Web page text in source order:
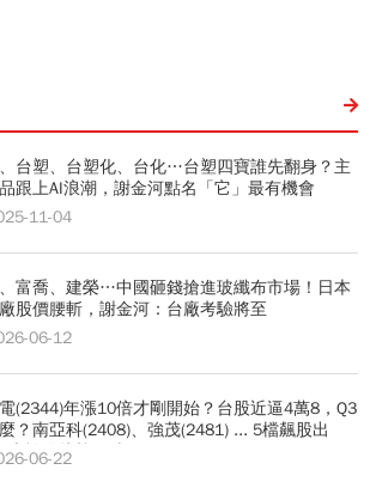
台塑、台塑化、台化…台塑四寶誰先翻身？主
跟上AI浪潮，謝金河點名「它」最有機會
11-04
富喬、建榮…中國砸錢搶進玻纖布市場！日本
股價腰斬，謝金河：台廠考驗將至
06-12
(2344)年漲10倍才剛開始？台股近逼4萬8，Q3
？南亞科(2408)、強茂(2481) ... 5檔飆股出
大族群接棒狂噴
06-22